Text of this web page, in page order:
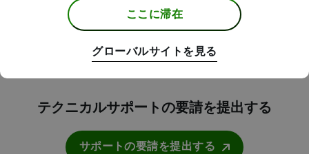
テクニカルサポートの要請を提出する
サポートの要請を提出する
ここに滞在
グローバルサイトを見る